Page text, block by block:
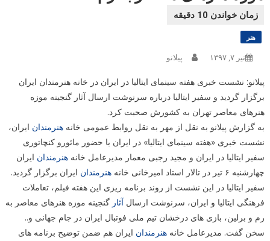
هنر
تیر ۷, ۱۳۹۷ پیلانو
پیلانو: نشست خبری هفته سینمای ایتالیا در ایران در خانه هنرمندان ایران
برگزار گردید و سفیر ایتالیا درباره سرنوشت ارسال آثار گنجینه موزه
هنرهای معاصر تهران به کشورش صحبت کرد.
به گزارش پیلانو به نقل از مهر به نقل روابط عمومی خانه هنرمندان ایران،
نشست خبری «هفته سینمای ایتالیا» در ایران با حضور مائورو کنچاتوری
سفیر ایتالیا در ایران و مجید رجبی معمار مدیرعامل خانه هنرمندان ایران
چهارشنبه ۶ تیر در تالار استاد امیرخانی خانه
هنرمندان ایران برگزار گردید.
سفیر ایتالیا در این نشست از روند برنامه ریزی این هفته فیلم، تعاملات
فرهنگی ایتالیا و ایران، سرنوشت ارسال آثار گنجینه موزه هنرهای معاصر به
رم و برلین، بازی های درخشان تیم ملی فوتبال ایران در جام جهانی و..
سخن گفت. مدیرعامل خانه هنرمندان ایران هم ضمن توضیح برنامه های